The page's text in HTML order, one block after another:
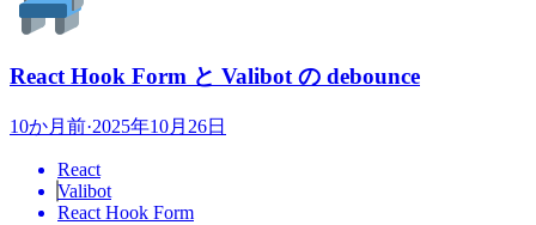
React Hook Form と Valibot の debounce
10か月前·2025年10月26日
React
Valibot
React Hook Form